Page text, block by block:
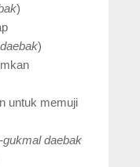
)
)
untuk memuji
gukmal daebak